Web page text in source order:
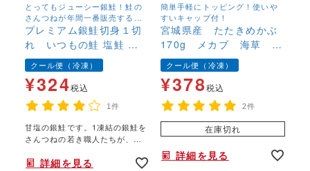
とってもジューシー銀鮭！鮭の
さんつねが年間一番販売する鮭
です。
プレミアム銀鮭切身１切
れ いつもの鮭 塩鮭 新
巻鮭 さけ サケ しゃけ
クール便（冷凍）
¥324税込
1件
甘塩の銀鮭です。1凍結の銀鮭を
さんつねの若き職人たちが、厚
切れ売れる人気商品です。
詳細を見る
簡単手軽にトッピング！使いや
すいキャップ付！
宮城県産 たたきめかぶ
170g メカブ 海草 ち
ょいたし お刺身に 国
産
クール便（冷凍）
¥378税込
2件
在庫切れ
詳細を見る